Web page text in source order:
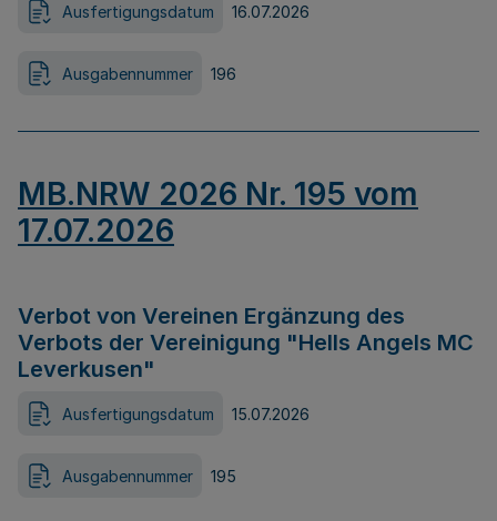
Ausfertigungsdatum 16.07.2026
Ausgabennummer 196
MB.NRW 2026 Nr. 195 vom
17.07.2026
Verbot von Vereinen Ergänzung des
Verbots der Vereinigung "Hells Angels MC
Leverkusen"
Ausfertigungsdatum 15.07.2026
Ausgabennummer 195